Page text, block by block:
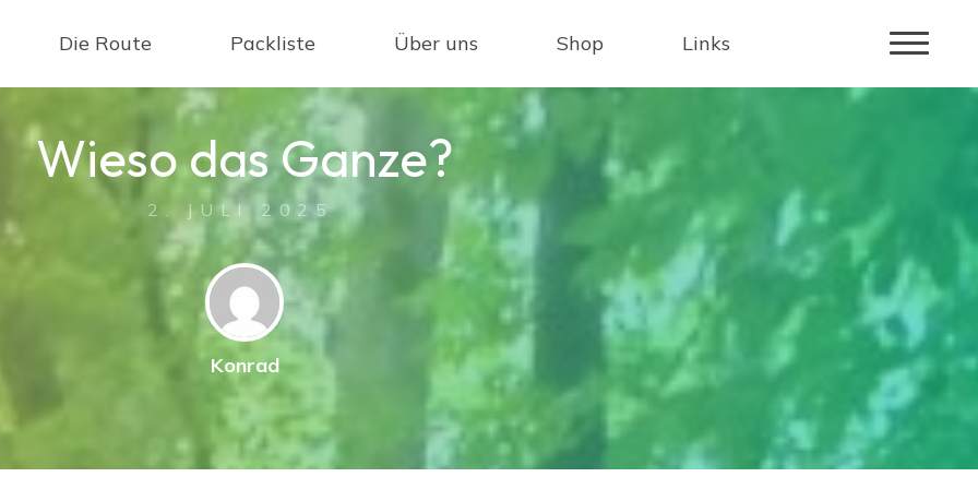
Die Route Packliste Über uns Shop Links
WiesodasGanze?
2. JULI 2025
Konrad